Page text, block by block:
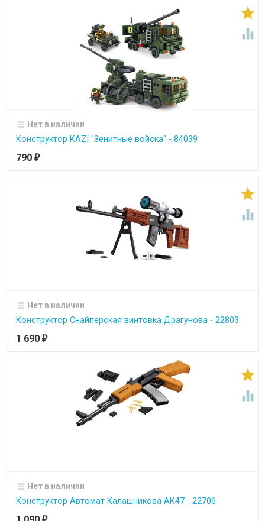


Нет в наличии
Конструктор KAZI "Зенитные войска" - 84039
790 ₽


Нет в наличии
Конструктор Снайперская винтовка Драгунова - 22803
1 690 ₽


Нет в наличии
Конструктор Автомат Калашникова АК47 - 22706
₽